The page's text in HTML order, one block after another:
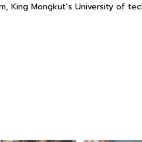
King Mongkut’s University of